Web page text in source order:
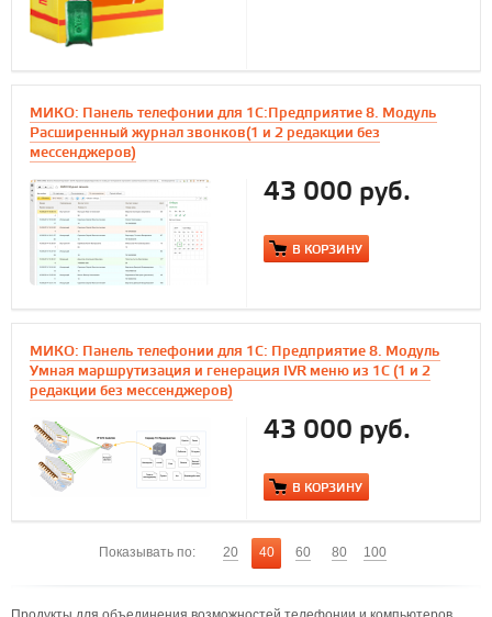
МИКО: Панель телефонии для 1С:Предприятие 8. Модуль
Расширенный журнал звонков(1 и 2 редакции без
мессенджеров)
43 000 руб.
В КОРЗИНУ
МИКО: Панель телефонии для 1С: Предприятие 8. Модуль
Умная маршрутизация и генерация IVR меню из 1С (1 и 2
редакции без мессенджеров)
43 000 руб.
В КОРЗИНУ
Показывать по: 20 40 60 80 100